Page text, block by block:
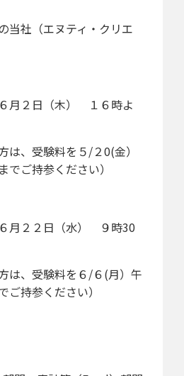
当社（エヌティ・クリエ
２日（木） １６時よ
は、受験料を５/２0(金）
でご持参ください）
２２日（水） ９時30
は、受験料を６/６(月）午
ご持参ください）